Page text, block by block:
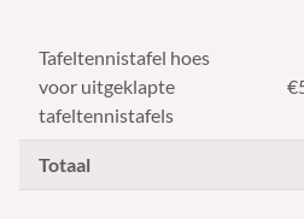
Tafeltennistafel hoes
voor uitgeklapte
tafeltennistafels
€
Totaal